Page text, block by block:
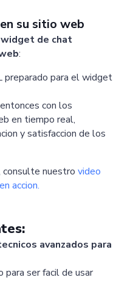
su sitio web
de chat
:
para el widget
con los
en tiempo real,
y satisfaccion de los
consulte nuestro video
accion.
avanzados para
para ser facil de usar
ChatGPT for Websites